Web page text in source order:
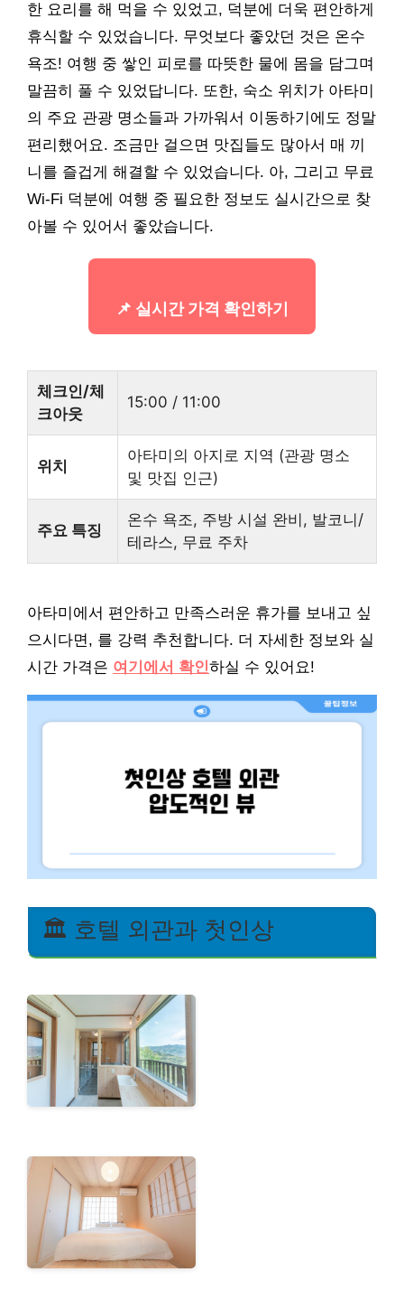
한 요리를 해 먹을 수 있었고, 덕분에 더욱 편안하게
휴식할 수 있었습니다. 무엇보다 좋았던 것은 온수
욕조! 여행 중 쌓인 피로를 따뜻한 물에 몸을 담그며
말끔히 풀 수 있었답니다. 또한, 숙소 위치가 아타미
의 주요 관광 명소들과 가까워서 이동하기에도 정말
편리했어요. 조금만 걸으면 맛집들도 많아서 매 끼
니를 즐겁게 해결할 수 있었습니다. 아, 그리고 무료
Wi-Fi 덕분에 여행 중 필요한 정보도 실시간으로 찾
아볼 수 있어서 좋았습니다.
📌 실시간 가격 확인하기
체크인/체
크아웃
15:00 / 11:00
위치
아타미의 아지로 지역 (관광 명소
및 맛집 인근)
주요 특징
온수 욕조, 주방 시설 완비, 발코니/
테라스, 무료 주차
아타미에서 편안하고 만족스러운 휴가를 보내고 싶
으시다면, 를 강력 추천합니다. 더 자세한 정보와 실
시간 가격은 여기에서 확인하실 수 있어요!
🏛️ 호텔 외관과 첫인상